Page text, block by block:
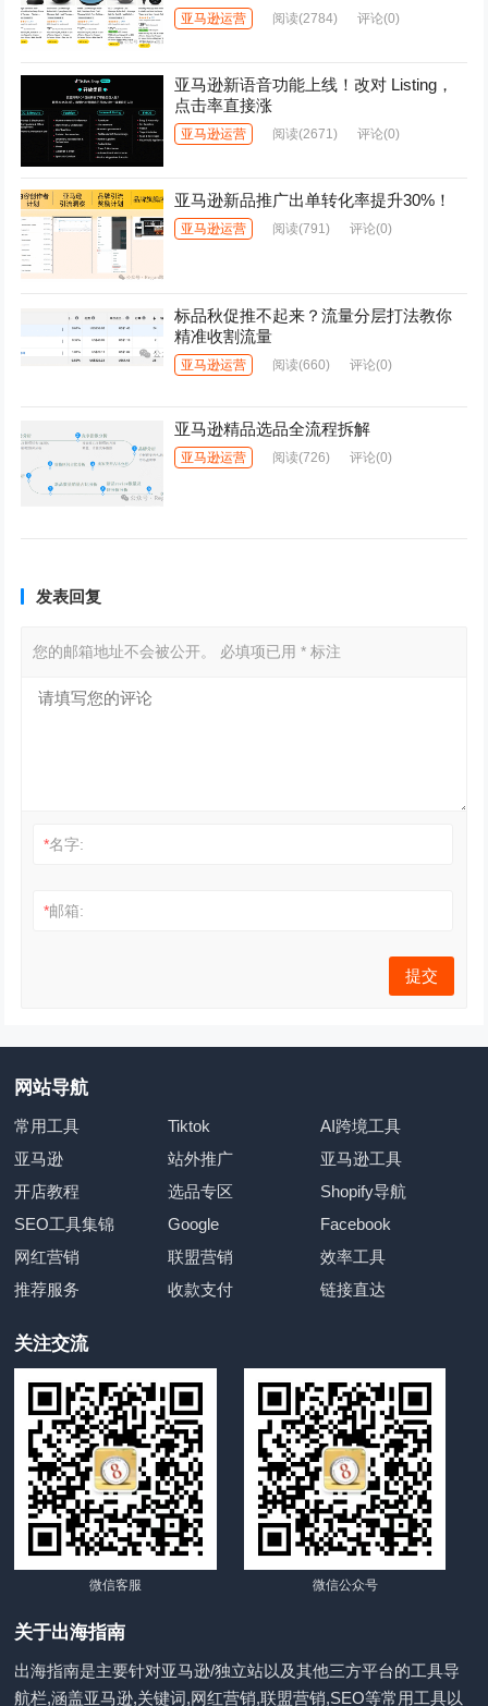
亚马逊运营 阅读(2784) 评论(0)
亚马逊新语音功能上线！改对 Listing，
点击率直接涨
亚马逊运营 阅读(2671) 评论(0)
亚马逊新品推广出单转化率提升30%！
亚马逊运营 阅读(791) 评论(0)
标品秋促推不起来？流量分层打法教你
精准收割流量
亚马逊运营 阅读(660) 评论(0)
亚马逊精品选品全流程拆解
亚马逊运营 阅读(726) 评论(0)
发表回复
您的邮箱地址不会被公开。 必填项已用* 标注
*名字:
*邮箱:
网站导航
常用工具 Tiktok
AI跨境工具
亚马逊
站外推广
亚马逊工具
开店教程
选品专区
Shopify导航
SEO工具集锦
Google
Facebook
网红营销
联盟营销
效率工具
推荐服务
收款支付 链接直达
关注交流
微信客服 微信公众号
关于出海指南
出海指南是主要针对亚马逊/独立站以及其他三方平台的工具导
航栏,涵盖亚马逊,关键词,网红营销,联盟营销,SEO等常用工具以